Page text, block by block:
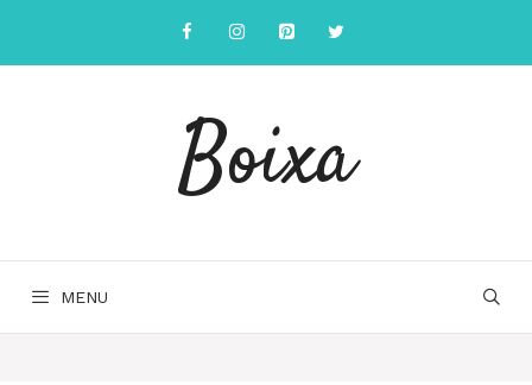
o
Boixa
MENU